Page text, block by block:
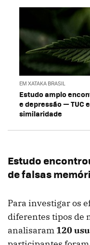
EM XATAKA BRASIL
Estudo amplo
e depressão — TUC
similaridade
Estudo
de falsas
Para investigar os
diferentes tipos de
analisaram 120